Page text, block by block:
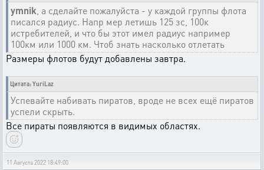
ymnik , а сделайте пожалуйста - у каждой группы флота
писался радиус. Напр мер летишь 125 зс, 100к
истребителей, и что бы этот имел радиус например
100км или 1000 км. Чтоб знать насколько отлетать
Размеры флотов будут добавлены завтра.
Цитата: YuriLaz
Успевайте набивать пиратов, вроде не всех ещё пиратов
успели скрыть.
Все пираты появляются в видимых областях.
11 Августа 2022 18:49:00